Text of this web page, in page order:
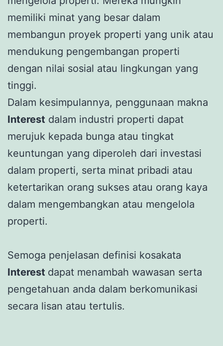
memiliki minat yang besar dalam
membangun proyek properti yang unik atau
mendukung pengembangan properti
dengan nilai sosial atau lingkungan yang
tinggi.
Dalam kesimpulannya, penggunaan makna
Interest dalam industri properti dapat
merujuk kepada bunga atau tingkat
keuntungan yang diperoleh dari investasi
dalam properti, serta minat pribadi atau
ketertarikan orang sukses atau orang kaya
dalam mengembangkan atau mengelola
properti.
Semoga penjelasan definisi kosakata
Interest dapat menambah wawasan serta
pengetahuan anda dalam berkomunikasi
secara lisan atau tertulis.